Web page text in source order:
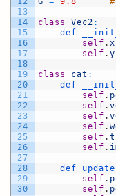
13
14
15
16
17
18
19
20
21
22
23
24
25
26
27
28
29
30
class Vec2 :
def
self . x
self . y
class cat :
def
self .
self .
self .
self .
self .
self .
def update
self .
self .